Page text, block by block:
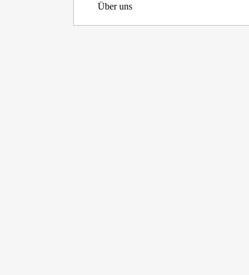
Über uns